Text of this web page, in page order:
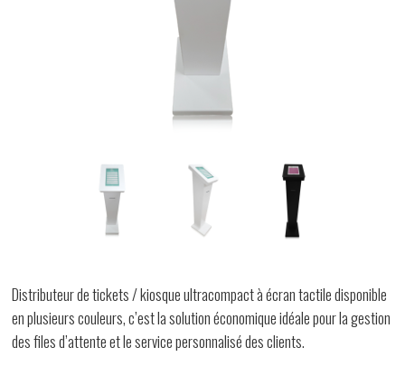
Distributeur de tickets / kiosque ultracompact à écran tactile disponible
en plusieurs couleurs, c’est la solution économique idéale pour la gestion
des files d’attente et le service personnalisé des clients.